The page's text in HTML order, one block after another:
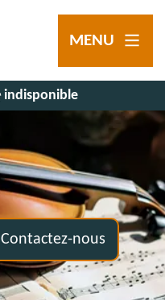
MENU
indisponible
Contactez-nous